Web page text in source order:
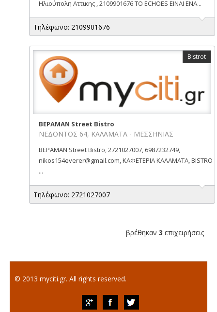
Ηλιούπολη Αττικης , 2109901676 ΤΟ ECHOES ΕΙΝΑΙ ΕΝΑ...
Τηλέφωνο: 2109901676
Bistrot
ΒΕΡΑΜΑΝ Street Bistro
ΝΕΔΟΝΤΟΣ 64, ΚΑΛΑΜΑΤΑ - ΜΕΣΣΗΝΙΑΣ
ΒΕΡΑΜΑΝ Street Bistro, 2721027007, 6987232749,
nikos154everer@gmail.com, ΚΑΦΕΤΕΡΙΑ ΚΑΛΑΜΑΤΑ, BISTRO
...
Τηλέφωνο: 2721027007
βρέθηκαν 3 επιχειρήσεις
© 2013 myciti.gr. All rights reserved.